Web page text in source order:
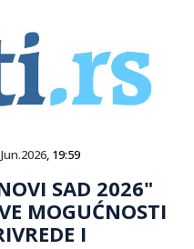
, 19:59
SAD 2026"
MOGUĆNOSTI
I